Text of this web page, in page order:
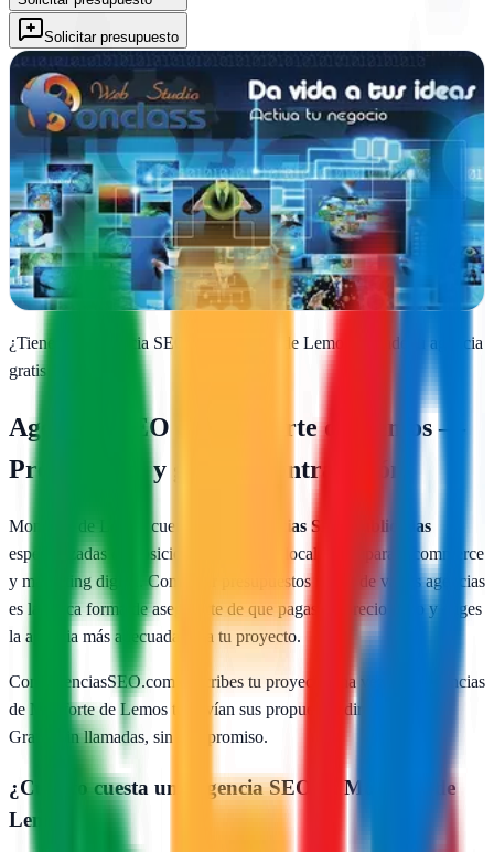
Solicitar presupuesto
Konclass Web Studio
Monforte de Lemos, Lugo
Desde Monforte de Lemos, desarrollan webs y estrategias digitales
con diseño gráfico impactante para negocios que buscan crecer en
internet
Ver ficha completa
¿Tienes una agencia SEO en Monforte de Lemos
Añade tu agencia
gratis
Agencias SEO en Monforte de Lemos—
Presupuesto y guía de contratación
Monforte de Lemos cuenta con
agencias SEO publicadas
especializadas en posicionamiento web local, SEO para e-commerce
y marketing digital. Comparar presupuestos reales de varias agencias
es la única forma de asegurarte de que pagas un precio justo y eliges
la agencia más adecuada para tu proyecto.
Con AgenciasSEO.com describes tu proyecto una vez y las agencias
de Monforte de Lemos te envían sus propuestas directamente.
Gratis, sin llamadas, sin compromiso.
¿Cuánto cuesta una agencia SEO en Monforte de
Lemos